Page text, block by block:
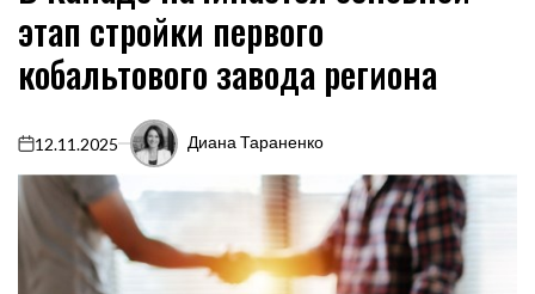
этап стройки первого
кобальтового завода региона
on
12.11.2025 Диана Тараненко